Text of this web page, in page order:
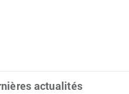
actualités